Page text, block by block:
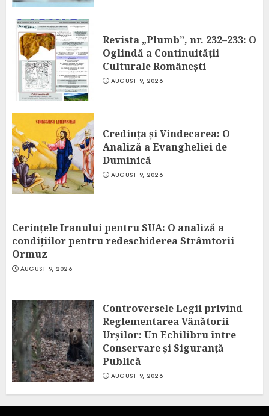
Revista „Plumb”, nr. 232–233: O
Oglindă a Continuității
Culturale Românești
AUGUST 9, 2026
Credința și Vindecarea: O
Analiză a Evangheliei de
Duminică
AUGUST 9, 2026
Cerințele Iranului pentru SUA: O analiză a
condițiilor pentru redeschiderea Strâmtorii
Ormuz
AUGUST 9, 2026
Controversele Legii privind
Reglementarea Vânătorii
Urșilor: Un Echilibru între
Conservare și Siguranță
Publică
AUGUST 9, 2026